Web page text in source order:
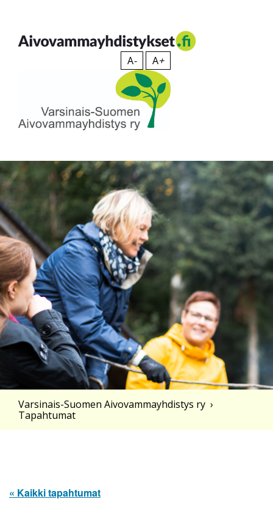
A- A+
Varsinais-Suomen Aivovammayhdistys ry ›
Tapahtumat
« Kaikki tapahtumat